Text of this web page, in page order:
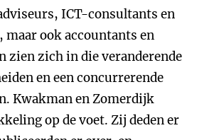
ICT-consultants en
ook accountants en
zien zich in die veranderende
en een concurrerende
Kwakman en Zomerdijk
op de voet. Zij deden er